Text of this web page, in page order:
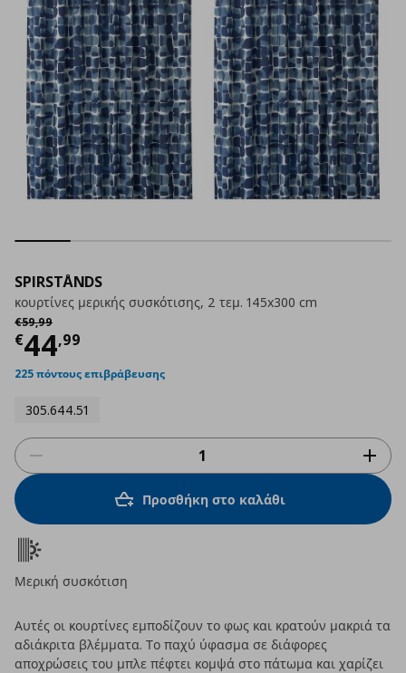
SPIRSTÅNDS
κουρτίνες μερικής συσκότισης, 2 τεμ. 145x300 cm
€59,99
Αρχική τιμή
€44,99
Τρέχουσα τιμή
225 πόντους επιβράβευσης
305.644.51
Προσθήκη στο καλάθι
Μερική συσκότιση
Αυτές οι κουρτίνες εμποδίζουν το φως και κρατούν μακριά τα
αδιάκριτα βλέμματα. Το παχύ ύφασμα σε διάφορες
αποχρώσεις του μπλε πέφτει κομψά στο πάτωμα και χαρίζει